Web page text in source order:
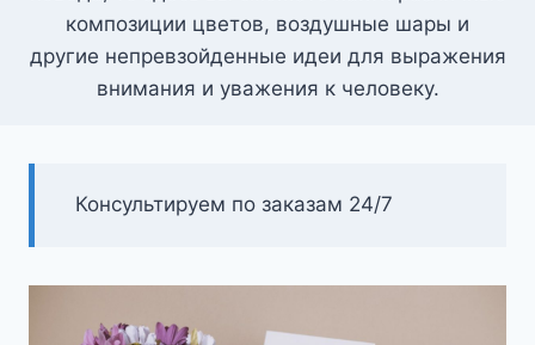
композиции цветов, воздушные шары и
другие непревзойденные идеи для выражения
внимания и уважения к человеку.
Консультируем по заказам 24/7